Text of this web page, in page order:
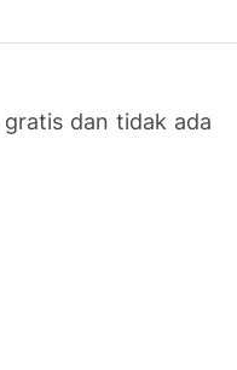
dan tidak ada